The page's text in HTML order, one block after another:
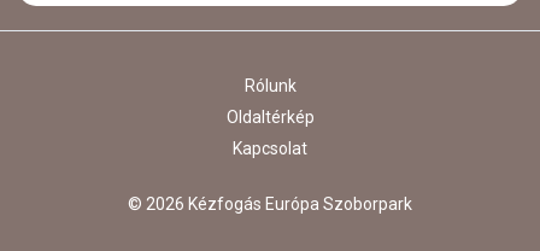
Rólunk
Oldaltérkép
Kapcsolat
© 2026 Kézfogás Európa Szoborpark